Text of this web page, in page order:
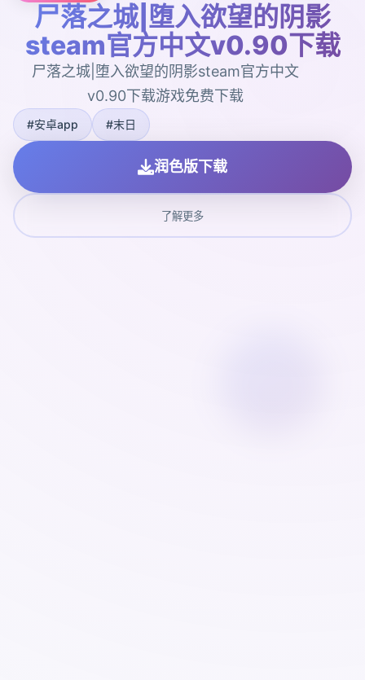
尸落之城|堕入欲望的阴影
steam官方中文v0.90下载
尸落之城|堕入欲望的阴影steam官方中文
v0.90下载游戏免费下载
#安卓app #末日
润色版下载
了解更多